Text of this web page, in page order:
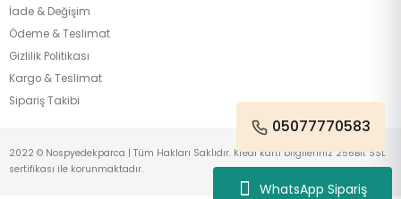
WhatsApp Sipariş
İade & Değişim
Ödeme & Teslimat
Gizlilik Politikası
Kargo & Teslimat
Sipariş Takibi
05077770583
2022 © Nospyedekparca | Tüm Hakları Saklıdır. Kredi kartı bilgileriniz 256Bit SSL
sertifikası ile korunmaktadır.